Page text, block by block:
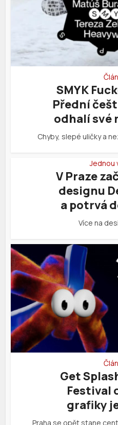
SMYK
Přední
odhalí své
Chyby, slepé uličky a
Jednou
V Praze
designu
a potrvá
Více na
Get
Festival
grafiky
Praha se opět stane